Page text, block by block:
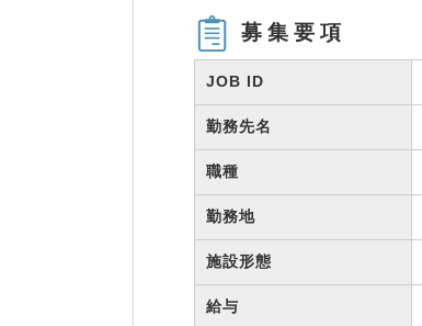
募集要項
JOB ID
勤務先名
職種
勤務地
施設形態
給与